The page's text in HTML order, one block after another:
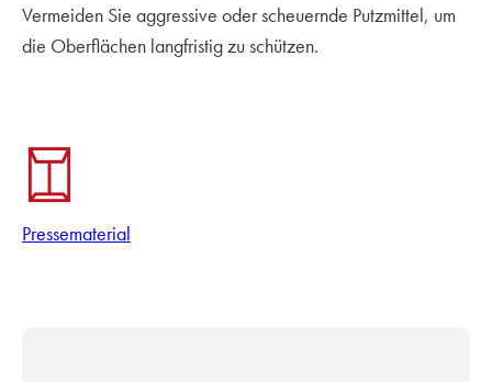
Vermeiden Sie aggressive oder scheuernde Putzmittel, um
die Oberflächen langfristig zu schützen.
Pressematerial